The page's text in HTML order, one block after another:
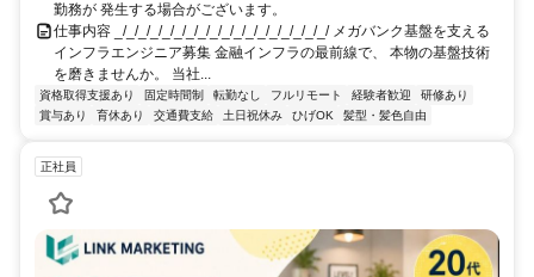
勤務が 発生する場合がございます。
仕事内容 _/_/_/_/_/_/_/_/_/_/_/_/_/_/_/_/_/_/ メガバンク基盤を支える
インフラエンジニア募集 金融インフラの最前線で、 本物の基盤技術
を磨きませんか。 当社...
資格取得支援あり 固定時間制 転勤なし フルリモート 経験者歓迎
研修あり
賞与あり
育休あり 交通費支給 土日祝休み ひげOK 髪型・髪色自由
正社員